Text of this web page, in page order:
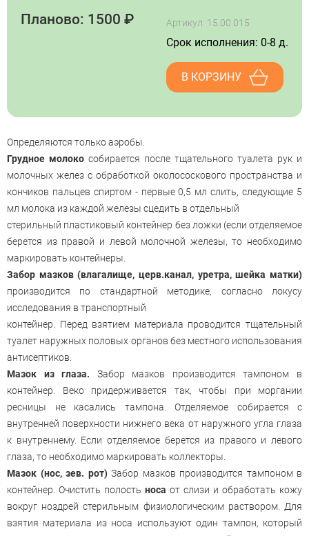
Планово: 1500 ₽ Артикул: 15.00.015
Срок исполнения: 0-8 д.
В КОРЗИНУ
Определяются только аэробы.
Грудное молоко собирается после тщательного туалета рук и
молочных желез с обработкой околососкового пространства и
кончиков пальцев спиртом - первые 0,5 мл слить, следующие 5
мл молока из каждой железы сцедить в отдельный
стерильный пластиковый контейнер без ложки (если отделяемое
берется из правой и левой молочной железы, то необходимо
маркировать контейнеры.
Забор мазков (влагалище, церв.канал, уретра, шейка матки)
производится по стандартной методике, согласно локусу
исследования в транспортный
контейнер. Перед взятием материала проводится тщательный
туалет наружных половых органов без местного использования
антисептиков.
Мазок из глаза. Забор мазков производится тампоном в
контейнер. Веко придерживается так, чтобы при моргании
ресницы не касались тампона. Отделяемое собирается с
внутренней поверхности нижнего века от наружного угла глаза
к внутреннему. Если отделяемое берется из правого и левого
глаза, то необходимо маркировать коллекторы.
Мазок (нос, зев. рот)Забор мазков производится тампоном в
контейнер. Очистить полость носа от слизи и обработать кожу
вокруг ноздрей стерильным физиологическим раствором. Для
взятия материала из носа используют один тампон, который